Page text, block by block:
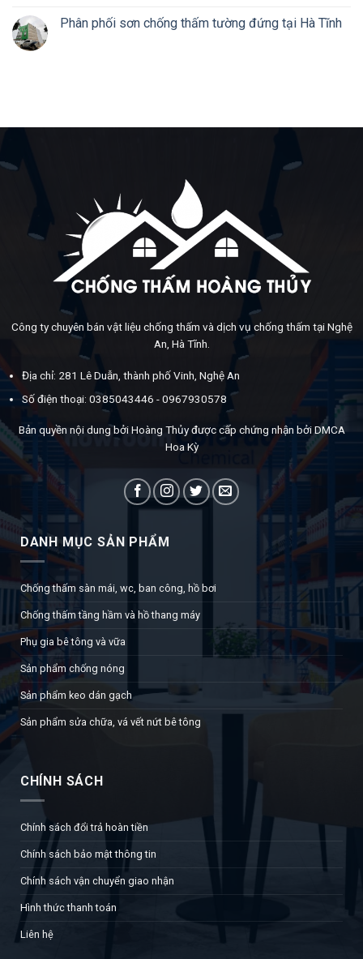
Phân phối sơn chống thấm tường đứng tại Hà Tĩnh
Công ty chuyên bán vật liệu chống thấm và dịch vụ chống thấm tại Nghệ
An, Hà Tĩnh.
Địa chỉ: 281 Lê Duẫn, thành phố Vinh, Nghệ An
Số điện thoại: 0385043446 - 0967930578
Bản quyền nội dung bởi Hoàng Thủy được cấp chứng nhận bởi DMCA
Hoa Kỳ
DANH MỤC SẢN PHẨM
Chống thấm sàn mái, wc, ban công, hồ bơi
Chống thấm tầng hầm và hồ thang máy
Phụ gia bê tông và vữa
Sản phẩm chống nóng
Sản phẩm keo dán gạch
Sản phẩm sửa chữa, vá vết nứt bê tông
CHÍNH SÁCH
Chính sách đổi trả hoàn tiền
Chính sách bảo mật thông tin
Chính sách vận chuyển giao nhận
Hình thức thanh toán
Liên hệ